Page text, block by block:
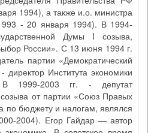
1994), а также и.о. министра
- 20 января 1994). В 1994-
Думы I созыва,
России». С 13 июня 1994 г.
партии «Демократический
Института экономики
В 1999-2003 гг. - депутат
от партии «Союз Правых
бюджету и налогам, являлся
2004). Егор Гайдар — автор